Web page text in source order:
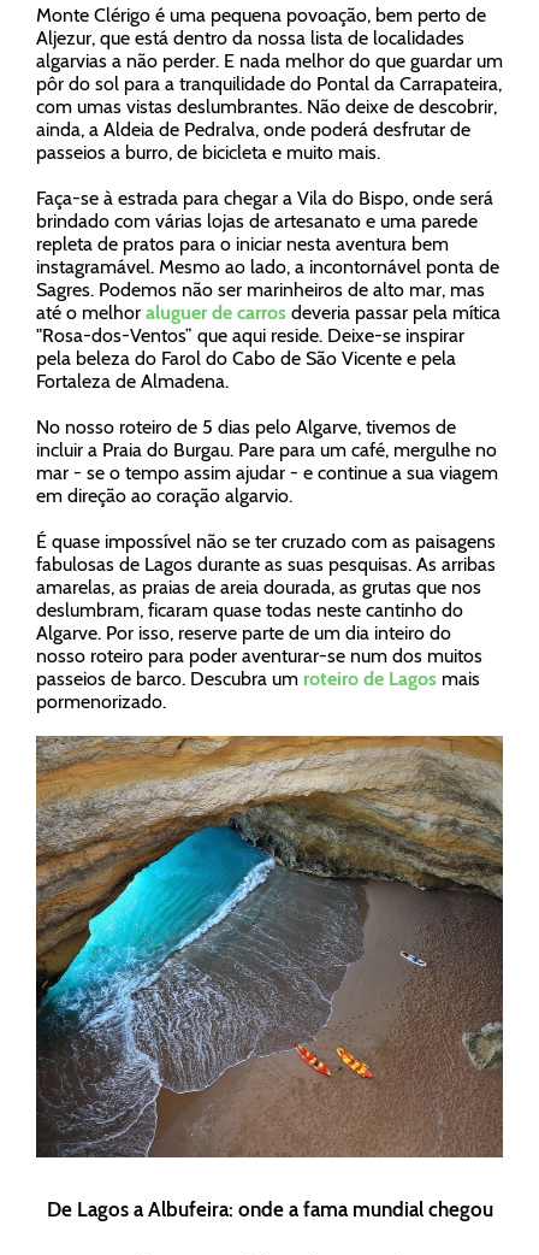
Monte Clérigo é uma pequena povoação, bem perto de
Aljezur, que está dentro da nossa lista de localidades
algarvias a não perder. E nada melhor do que guardar um
pôr do sol para a tranquilidade do Pontal da Carrapateira,
com umas vistas deslumbrantes. Não deixe de descobrir,
ainda, a Aldeia de Pedralva, onde poderá desfrutar de
passeios a burro, de bicicleta e muito mais.
Faça-se à estrada para chegar a Vila do Bispo, onde será
brindado com várias lojas de artesanato e uma parede
repleta de pratos para o iniciar nesta aventura bem
instagramável. Mesmo ao lado, a incontornável ponta de
Sagres. Podemos não ser marinheiros de alto mar, mas
até o melhor aluguer de carros deveria passar pela mítica
"Rosa-dos-Ventos” que aqui reside. Deixe-se inspirar
pela beleza do Farol do Cabo de São Vicente e pela
Fortaleza de Almadena.
No nosso roteiro de 5 dias pelo Algarve, tivemos de
incluir a Praia do Burgau. Pare para um café, mergulhe no
mar - se o tempo assim ajudar - e continue a sua viagem
em direção ao coração algarvio.
É quase impossível não se ter cruzado com as paisagens
fabulosas de Lagos durante as suas pesquisas. As arribas
amarelas, as praias de areia dourada, as grutas que nos
deslumbram, ficaram quase todas neste cantinho do
Algarve. Por isso, reserve parte de um dia inteiro do
nosso roteiro para poder aventurar-se num dos muitos
passeios de barco. Descubra um roteiro de Lagos mais
pormenorizado.
De Lagos a Albufeira: onde a fama mundial chegou